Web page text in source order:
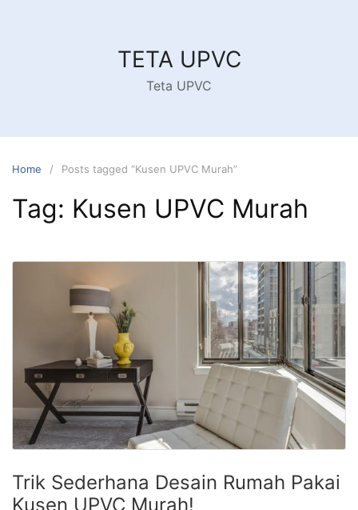
TETA UPVC
Teta UPVC
Home Posts tagged “Kusen UPVC Murah”
Tag: Kusen UPVC Murah
Trik Sederhana Desain Rumah Pakai
Kusen UPVC Murah!